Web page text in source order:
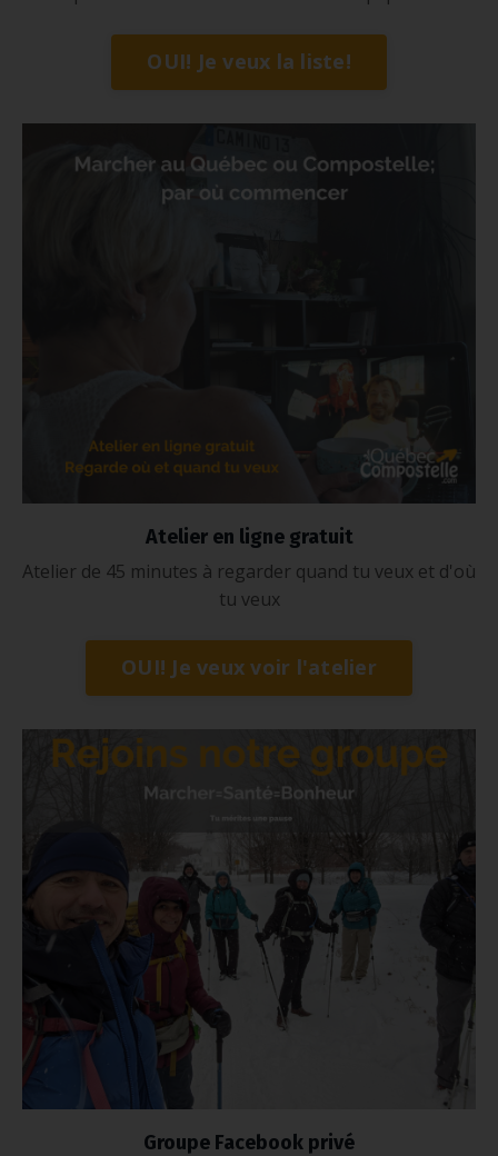
OUI! Je veux la liste!
Atelier en ligne gratuit
Atelier de 45 minutes à regarder quand tu veux et d'où
tu veux
OUI! Je veux voir l'atelier
Groupe Facebook privé